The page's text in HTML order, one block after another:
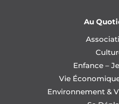
Au
Enfance –
Vie
Environnement &